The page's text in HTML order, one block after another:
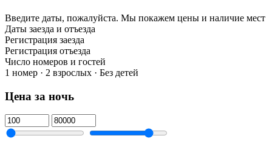
Введите даты, пожалуйста. Мы покажем цены и наличие мест
Даты заезда и отъезда
Регистрация заезда
Регистрация отъезда
Число номеров и гостей
1 номер · 2 взрослых · Без детей
Цена за ночь